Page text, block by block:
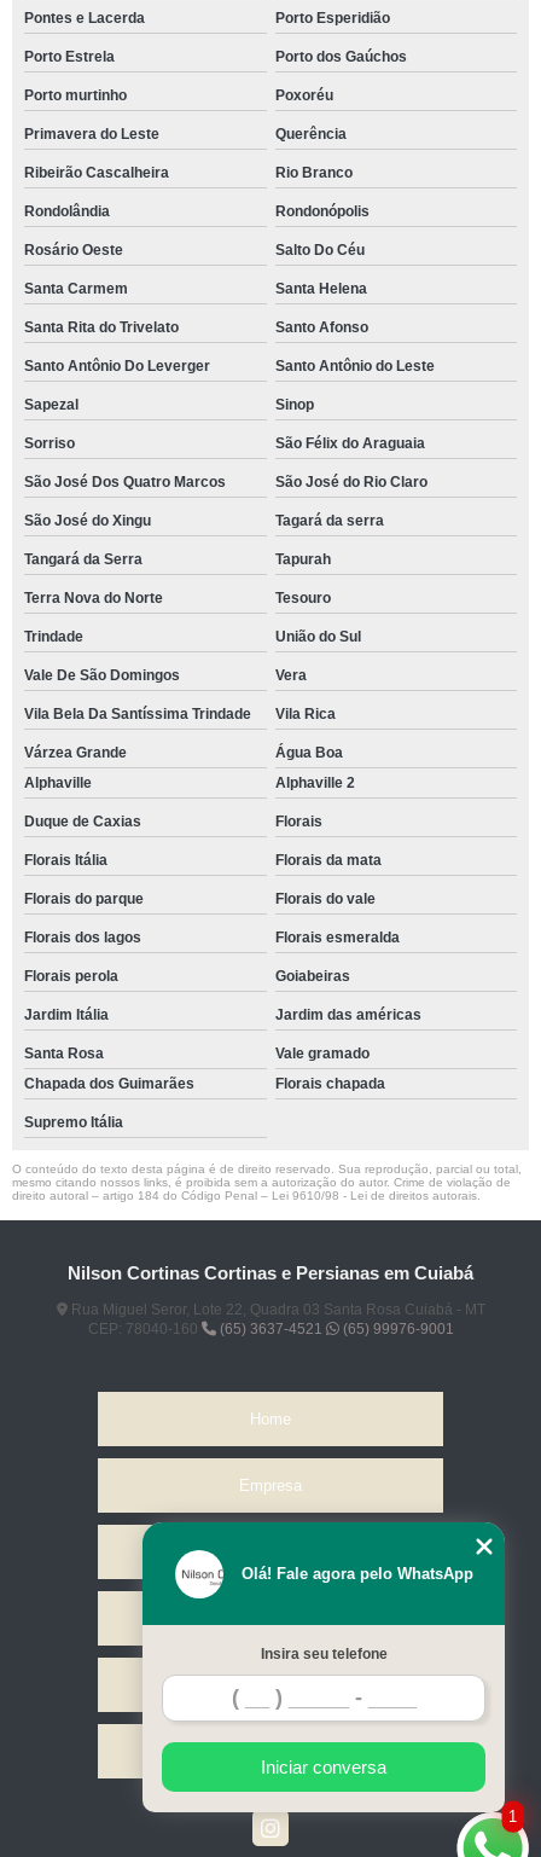
Pontes e Lacerda Porto Esperidião
Porto Estrela Porto dos Gaúchos
Porto murtinho Poxoréu
Primavera do Leste Querência
Ribeirão Cascalheira Rio Branco
Rondolândia Rondonópolis
Rosário Oeste Salto Do Céu
Santa Carmem Santa Helena
Santa Rita do Trivelato Santo Afonso
Santo Antônio Do Leverger Santo Antônio do Leste
Sapezal Sinop
Sorriso São Félix do Araguaia
São José Dos Quatro Marcos São José do Rio Claro
São José do Xingu Tagará da serra
Tangará da Serra Tapurah
Terra Nova do Norte Tesouro
Trindade União do Sul
Vale De São Domingos Vera
Vila Bela Da Santíssima Trindade Vila Rica
Várzea Grande
Água Boa
Alphaville
Alphaville 2
Duque de Caxias Florais
Florais Itália Florais da mata
Florais do parque Florais do vale
Florais dos lagos Florais esmeralda
Florais perola Goiabeiras
Jardim Itália Jardim das américas
Santa Rosa
Vale gramado
Chapada dos Guimarães
Florais chapada
Supremo Itália
O conteúdo do texto desta página é de direito reservado. Sua reprodução, parcial ou total,
mesmo citando nossos links, é proibida sem a autorização do autor. Crime de violação de
direito autoral – artigo 184 do Código Penal – Lei 9610/98 - Lei de direitos autorais
Nilson Cortinas Cortinas e Persianas em Cuiabá
Rua Miguel Seror, Lote 22, Quadra 03 Santa Rosa Cuiabá - MT
CEP: 78040-160
(65) 3637-4521 (65) 99976-9001
Home
Empresa
Contato
1
Olá! Fale agora pelo WhatsApp
Insira seu telefone
Iniciar conversa